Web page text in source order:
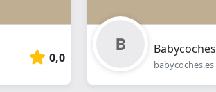
0,0
Babycoches
babycoches.es